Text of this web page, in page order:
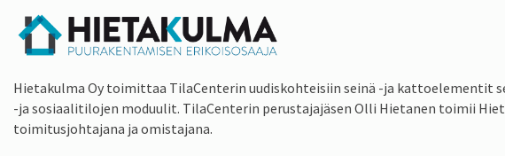
Hietakulma Oy toimittaa TilaCenterin uudiskohteisiin seinä -ja kattoelementit
-ja sosiaalitilojen moduulit. TilaCenterin perustajajäsen Olli Hietanen toimii
toimitusjohtajana ja omistajana.